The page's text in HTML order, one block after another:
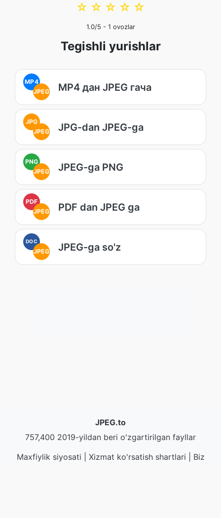
☆
☆
☆
☆
☆
1.0/5 - 1 ovozlar
Tegishli yurishlar
MP4
JPEG
MP4 дан JPEG гача
JPG
JPEG
JPG-dan JPEG-ga
PNG
JPEG
JPEG-ga PNG
PDF
JPEG
PDF dan JPEG ga
DOC
JPEG JPEG-ga so'z
JPEG.to
757,400 2019-yildan beri o'zgartirilgan fayllar
Maxfiylik siyosati
Xizmat ko'rsatish shartlari
Biz